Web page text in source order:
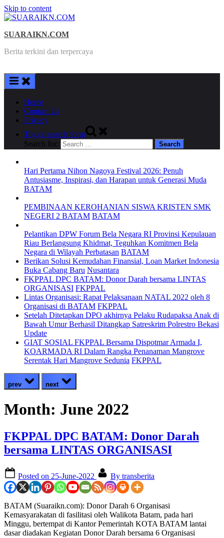
Skip to content
SUARAIKN.COM
Berita terkini dan terpercaya
Home
Contact Us
Privacy
Toggle search form
Search for:
Hari Pertama Nihon Nagoya Festival 2026: Penuh
Antusiasme, Inspirasi, dan Harapan untuk Generasi Muda
BATAM
PEMBINAAN KEROHANIAN SISWA KRISTEN SMK
NEGERI 2 BATAM BATAM
Pelantikan DPW Forum Bela Negara RI Provinsi Kepulauan
Riau Berlangsung Khidmat, Teguhkan Komitmen Bela
Negara di Wilayah Perbatasan BATAM
Berikan Solusi Kemudahan Finansial, Loan Market Indonesia
Buka Cabang Baru Nusantara
FKPPAL DPC BATAM: Donor Darah bersama LINTAS
ORGANISASI FKPPAL
Lintas Organisasi: Rapat Pelaksanaan NATAL 2022 oleh 8
Organisasi di BATAM FKPPAL
Setelah Ditetapkan DPO akhirnya Pelaku Rudapaksa Anak di
Bawah Umur Berhasil Ditangkap Satreskrim Polrestro Bekasi
Update
GIAT SOSIAL FKPPAL Bersama Dispotmar Armada I,
KOARMADA RI Dalam Rangka Penanaman Mangrove
Serentak Hari Mangrove Sedunia FKPPAL
prev next
Month: June 2022
FKPPAL DPC BATAM: Donor Darah
bersama LINTAS ORGANISASI
Posted on 25-June-2022 By transberita
BATAM (Suaraikn.com): Donor Darah 6 Organisasi
Kemasyarakatan di fasilitasi oleh Walikota Batam, pada hari
Minggu, bertempat di Kantor Pemerintah KOTA BATAM lantai
dasar diadakan Kegiatan Donor Darah bersama 6 Organisasi